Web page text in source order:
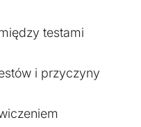
testami
i przyczyny